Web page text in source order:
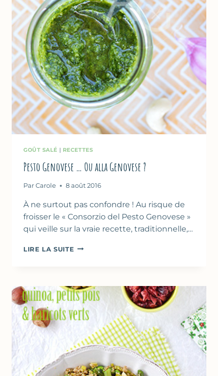
GOÛT SALÉ | RECETTES
Pesto Genovese … Ou alla Genovese ?
Par Carole 8 août 2016
À ne surtout pas confondre ! Au risque de
froisser le « Consorzio del Pesto Genovese »
qui veille sur la vraie recette, traditionnelle,…
LIRE LA SUITE PESTO
ALLA
GENOVESE